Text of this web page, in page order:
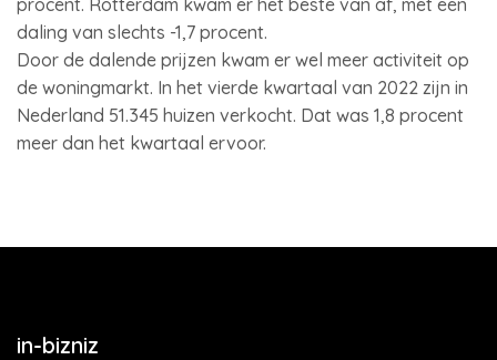
procent. Rotterdam kwam er het beste van af, met een
daling van slechts -1,7 procent.
Door de dalende prijzen kwam er wel meer activiteit op
de woningmarkt. In het vierde kwartaal van 2022 zijn in
Nederland 51.345 huizen verkocht. Dat was 1,8 procent
meer dan het kwartaal ervoor.
in-bizniz